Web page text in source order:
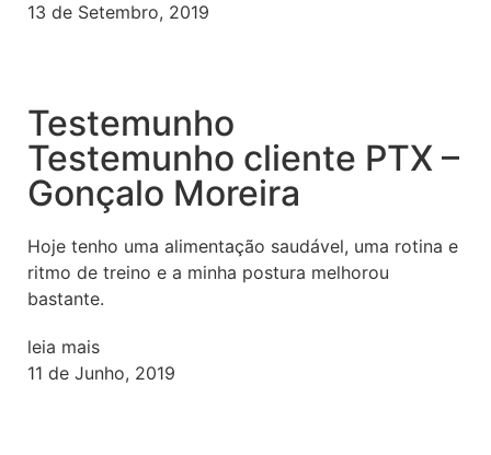
13 de Setembro, 2019
Testemunho
Testemunho cliente PTX –
Gonçalo Moreira
Hoje tenho uma alimentação saudável, uma rotina e
ritmo de treino e a minha postura melhorou
bastante.
leia mais
11 de Junho, 2019